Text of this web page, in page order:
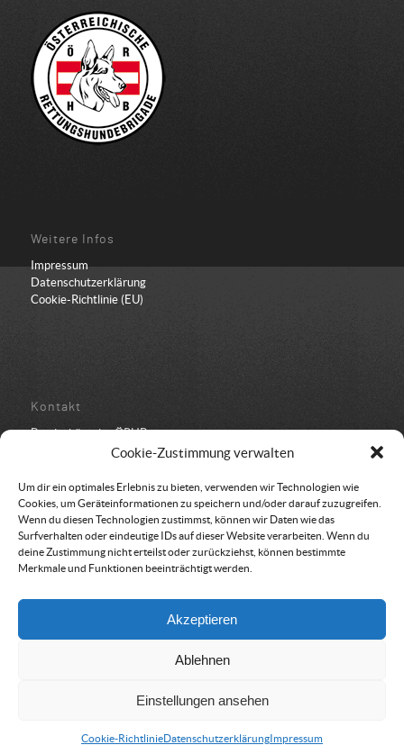
Cookie-Zustimmung verwalten
Um dir ein optimales Erlebnis zu bieten, verwenden wir Technologien wie
Cookies, um Geräteinformationen zu speichern und/oder darauf zuzugreifen.
Wenn du diesen Technologien zustimmst, können wir Daten wie das
Surfverhalten oder eindeutige IDs auf dieser Website verarbeiten. Wenn du
deine Zustimmung nicht erteilst oder zurückziehst, können bestimmte
Merkmale und Funktionen beeinträchtigt werden.
Akzeptieren
Ablehnen
Einstellungen ansehen
Cookie-RichtlinieDatenschutzerklärungImpressum
Weitere Infos
Impressum
Datenschutzerklärung
Cookie-Richtlinie (EU)
Kontakt
Bundesbüro der ÖRHB
Schulstraße 443
05 94 500 152
office@oerhb.at